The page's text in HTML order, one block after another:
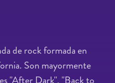
de rock formada en
Son mayormente